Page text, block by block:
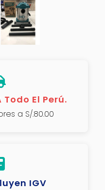
El Perú.
a S/.80.00
IGV